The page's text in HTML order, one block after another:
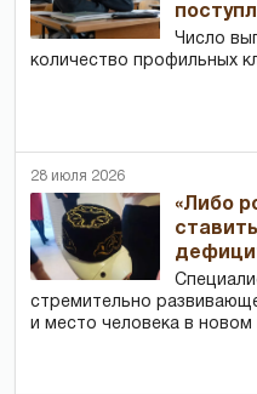
Число
количество профильных
28 июля 2026
«Либо
стремительно
и место человека в